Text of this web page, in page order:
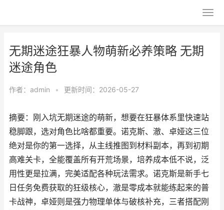
无期迷途狂暴人物萌新必养策略 无期
迷途角色
作者： admin • 更新时间：2026-05-27
摘要：刚入坑无期迷途的萌新，想要在狂暴体系里快速站
稳脚跟，选对角色比啥都重要。诺克斯、澈、卓娅这三位
绝对是你的第一选择，从主线推图到材料副本，再到初期
高难关卡，全能覆盖所有开荒场景，培养成本低不说，泛
用性更是拉满，完美适配各种玩法需求。诺克斯是新手七
日任务免费获取的狂级核心，澈是零成本就能练起来的普
卡战神，卓娅则是强力物理单体与破核补充，三者搭配刚